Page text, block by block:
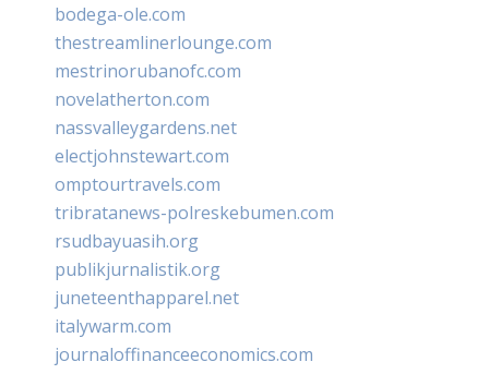
bodega-ole.com
thestreamlinerlounge.com
mestrinorubanofc.com
novelatherton.com
nassvalleygardens.net
electjohnstewart.com
omptourtravels.com
tribratanews-polreskebumen.com
rsudbayuasih.org
publikjurnalistik.org
juneteenthapparel.net
italywarm.com
journaloffinanceeconomics.com